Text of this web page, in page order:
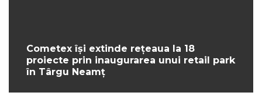
Cometex își extinde rețeaua la 18
proiecte prin inaugurarea unui retail park
în Târgu Neamț